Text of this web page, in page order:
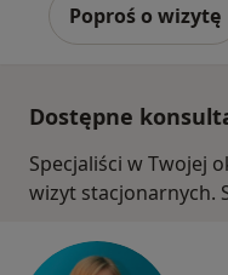
Poproś o wizytę
Dostępne
Specjaliści w Twojej
wizyt stacjonarnych.